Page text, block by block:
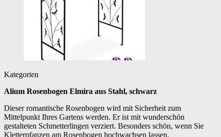
Kategorien
Alium Rosenbogen Elmira aus Stahl, schwarz
Dieser romantische Rosenbogen wird mit Sicherheit zum
Mittelpunkt Ihres Gartens werden. Er ist mit wunderschön
gestalteten Schmetterlingen verziert. Besonders schön, wenn Sie
Kletterpfanzen am Rosenbogen hochwachsen lassen.